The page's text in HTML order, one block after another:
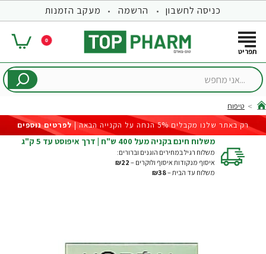
כניסה לחשבון הרשמה מעקב הזמנות
0
...אני
home
טיפוח
רק באתר שלנו מקבלים 5% הנחה על הקנייה הבאה |
לפרטים נוספים
משלוח חינם בקניה מעל 400 ש"ח | דרך איפוסט עד 5 ק"ג
משלוח רגיל במחירים הוגנים וברורים:
איסוף מנקודות איסוף ולוקרים – ₪22
משלוח עד הבית –₪38